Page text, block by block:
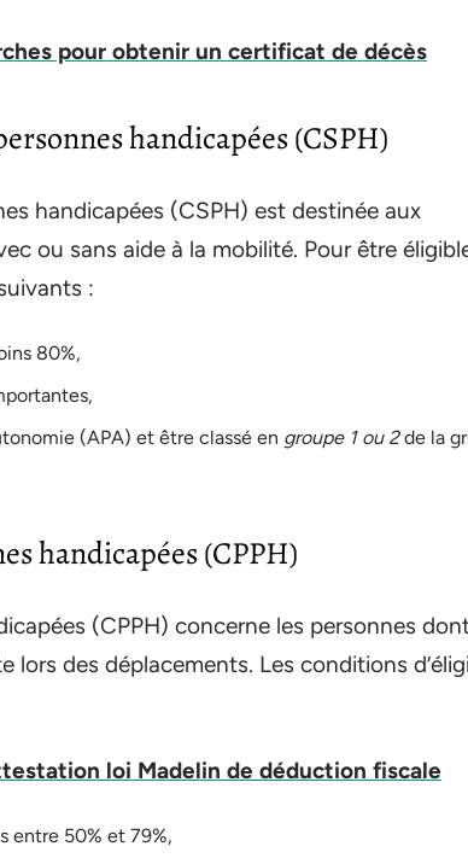
pour obtenir un certificat de décès
handicapées (CSPH)
handicapées (CSPH) est destinée aux
ou sans aide à la mobilité. Pour être
:
80%,
(APA) et être classé en groupe 1 ou 2de la
handicapées (CPPH)
(CPPH) concerne les personnes
des déplacements. Les conditions
loi Madelin de déduction fiscale
entre 50% et 79%,